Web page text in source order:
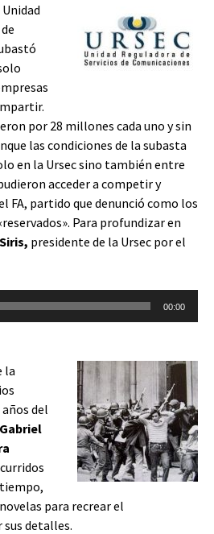
por 28 millones cada uno y sin
las condiciones de la subasta
en la Ursec sino también entre
acceder a competir y
FA, partido que denunció como los
Para profundizar en
presidente de la Ursec por el
00:00
la
del
Gabriel
para recrear el
detalles.